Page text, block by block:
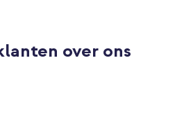
over ons